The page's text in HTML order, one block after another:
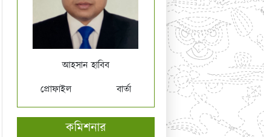
আহসান হাবিব
প্রোফাইল
বার্তা
কমিশনার